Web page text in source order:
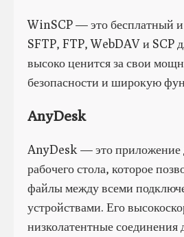
WinSCP — это бесплатный
SFTP, FTP, WebDAV и SCP
высоко ценится за свои
безопасности и широкую
AnyDesk
AnyDesk — это приложение
рабочего стола, которое
файлы между всеми
устройствами. Его
низколатентные соединения